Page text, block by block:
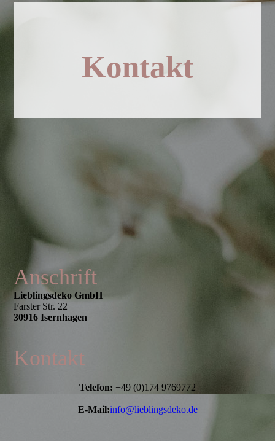
Kontakt
Anschrift
Lieblingsdeko GmbH
Farster Str. 22
30916 Isernhagen
Kontakt
Telefon: +49 (0)174 9769772
E-Mail:info@lieblingsdeko.de